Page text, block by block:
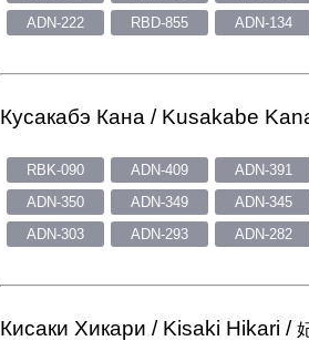
ADN-222
RBD-855 ADN-134
Кусакабэ Кана / Kusakabe
RBK-090 ADN-409 ADN-391
ADN-350
ADN-349 ADN-345
ADN-303
ADN-293 ADN-282
Кисаки Хикари / Kisaki Hikari /